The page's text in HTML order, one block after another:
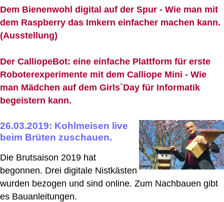
Dem Bienenwohl digital auf der Spur - Wie man mit
dem Raspberry das Imkern einfacher machen kann.
(Ausstellung)
Der CalliopeBot: eine einfache Plattform für erste
Roboterexperimente mit dem Calliope Mini - Wie
man Mädchen auf dem Girls`Day für Informatik
begeistern kann.
26.03.2019: Kohlmeisen live
beim Brüten zuschauen.
Die Brutsaison 2019 hat
begonnen. Drei digitale Nistkästen
wurden bezogen und sind online. Zum Nachbauen gibt
es Bauanleitungen.